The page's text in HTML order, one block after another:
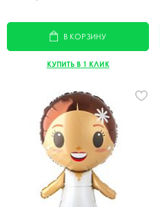
В КОРЗИНУ
КУПИТЬ В 1 КЛИК